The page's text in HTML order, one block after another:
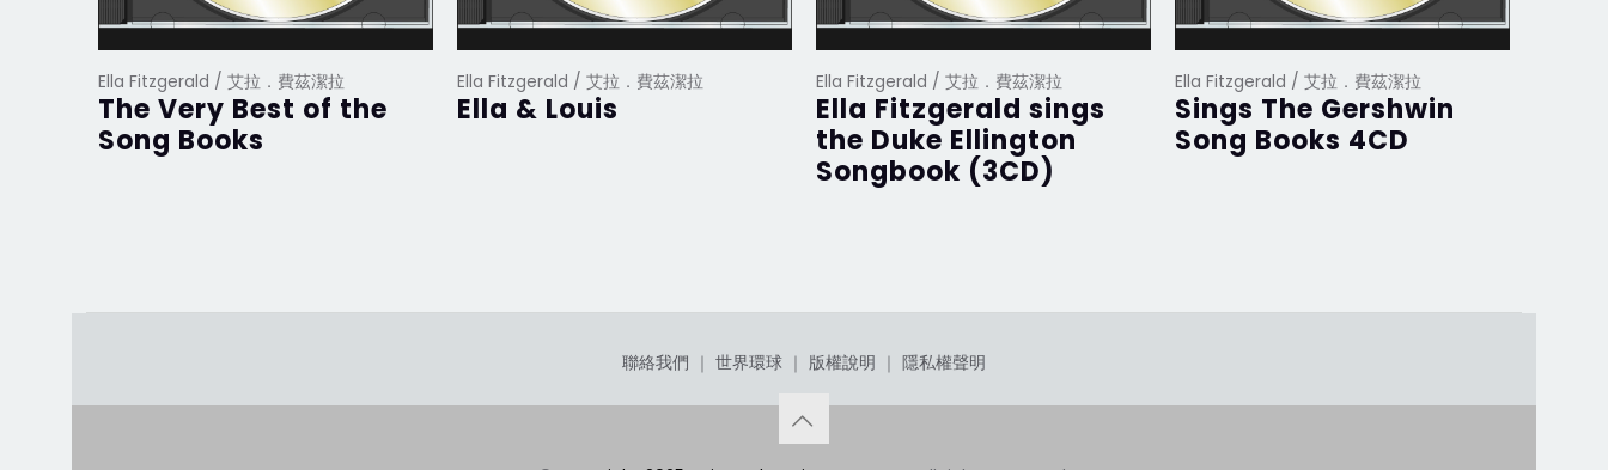
Ella Fitzgerald / 艾拉．費茲潔拉
The Very Best of the
Song Books
Ella Fitzgerald / 艾拉．費茲潔拉
Ella & Louis
Ella Fitzgerald / 艾拉．費茲潔拉
Ella Fitzgerald sings
the Duke Ellington
Songbook (3CD)
Ella Fitzgerald / 艾拉．費茲潔拉
Sings The Gershwin
Song Books 4CD
聯絡我們 ｜ 世界環球｜ 版權說明 ｜ 隱私權聲明